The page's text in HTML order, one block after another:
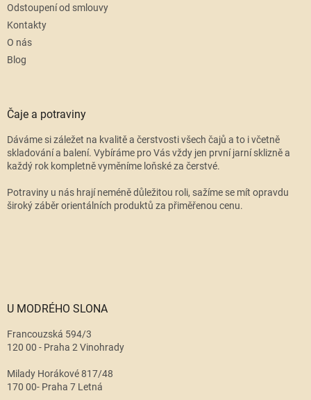
Odstoupení od smlouvy
Kontakty
O nás
Blog
Čaje a potraviny
Dáváme si záležet na kvalitě a čerstvosti všech čajů a to i včetně
skladování a balení. Vybíráme pro Vás vždy jen první jarní sklizně a
každý rok kompletně vyměníme loňské za čerstvé.
Potraviny u nás hrají neméně důležitou roli, sažíme se mít opravdu
široký záběr orientálních produktů za přiměřenou cenu.
U MODRÉHO SLONA
Francouzská 594/3
120 00 - Praha 2 Vinohrady
Milady Horákové 817/48
170 00- Praha 7 Letná